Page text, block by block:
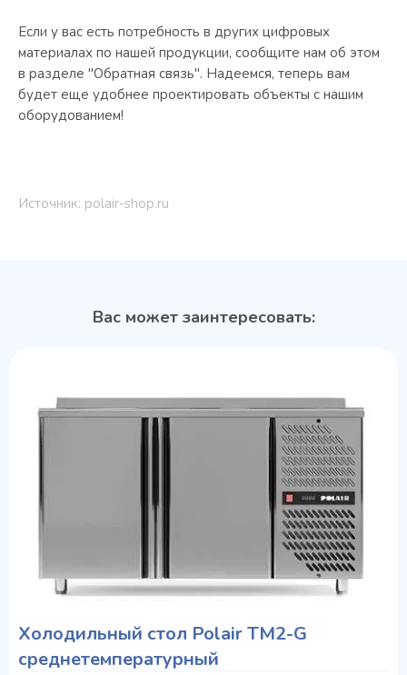
Если у вас есть потребность в других цифровых
материалах по нашей продукции, сообщите нам об этом
в разделе "Обратная связь". Надеемся, теперь вам
будет еще удобнее проектировать объекты с нашим
оборудованием!
Источник: polair-shop.ru
Вас может заинтересовать:
Холодильный стол Polair TM2-G
среднетемпературный